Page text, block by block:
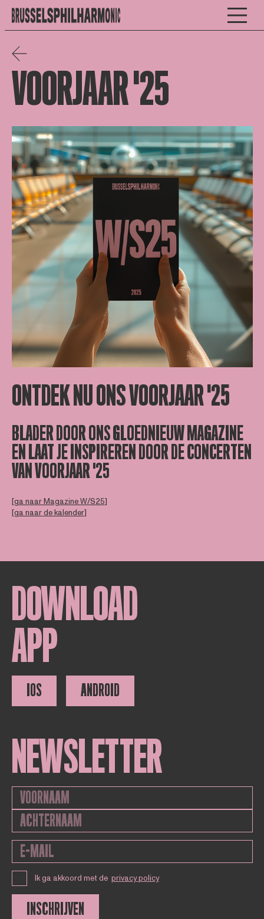
VOORJAAR '25
ONTDEK NU ONS VOORJAAR '25
BLADER DOOR ONS GLOEDNIEUW MAGAZINE
EN LAAT JE INSPIREREN DOOR DE CONCERTEN
VAN VOORJAAR '25
[ga naar Magazine W/S25]
[ga naar de kalender]
DOWNLOAD
APP
IOS ANDROID
NEWSLETTER
Ik ga akkoord met de privacy policy
INSCHRIJVEN